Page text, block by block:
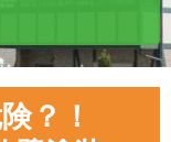
険？！